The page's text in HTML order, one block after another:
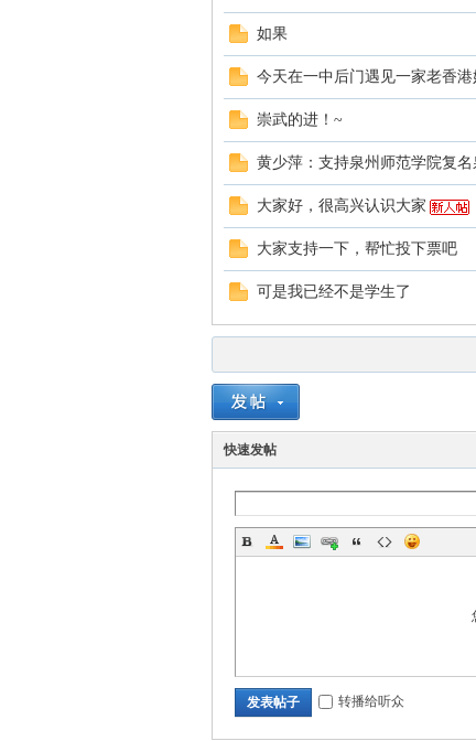
如果
今天在一中后门遇见一家老香
崇武的进！~
黄少萍：支持泉州师范学院复
大家好，很高兴认识大家
大家支持一下，帮忙投下票吧
可是我已经不是学生了
快速发帖
发表帖子 转播给听众